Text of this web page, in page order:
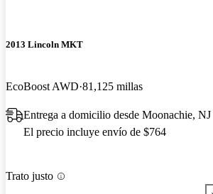
2013 Lincoln MKT
EcoBoost AWD 81,125 millas
Entrega a domicilio desde Moonachie, NJ
El precio incluye envío de $764
Trato justo